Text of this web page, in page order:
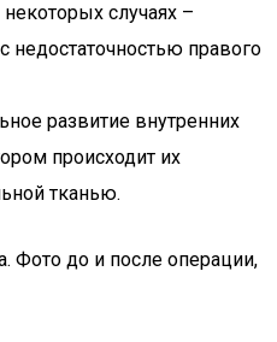
случаях –
недостаточностью правого
развитие внутренних
происходит их
тканью.